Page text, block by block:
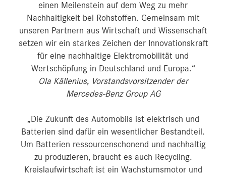
einen Meilenstein auf dem Weg zu mehr
Nachhaltigkeit bei Rohstoffen. Gemeinsam mit
unseren Partnern aus Wirtschaft und Wissenschaft
setzen wir ein starkes Zeichen der Innovationskraft
für eine nachhaltige Elektromobilität und
Wertschöpfung in Deutschland und Europa.“
Ola Källenius, Vorstandsvorsitzender der
Mercedes-Benz Group AG
„Die Zukunft des Automobils ist elektrisch und
Batterien sind dafür ein wesentlicher Bestandteil.
Um Batterien ressourcenschonend und nachhaltig
zu produzieren, braucht es auch Recycling.
Kreislaufwirtschaft ist ein Wachstumsmotor und